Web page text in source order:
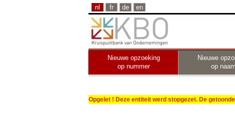
nl fr de en
Nieuwe opzoeking
op nummer
Nieuwe
op naam
Opgelet ! Deze entiteit werd stopgezet. De